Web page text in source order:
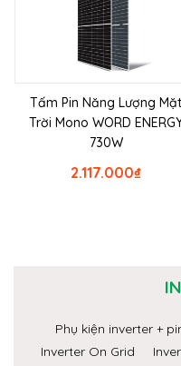
Tấm Pin Năng Lượng Mặt
Trời Mono WORD
730W
₫
2.117.000
Phụ kiện inverter +
Inverter On Grid